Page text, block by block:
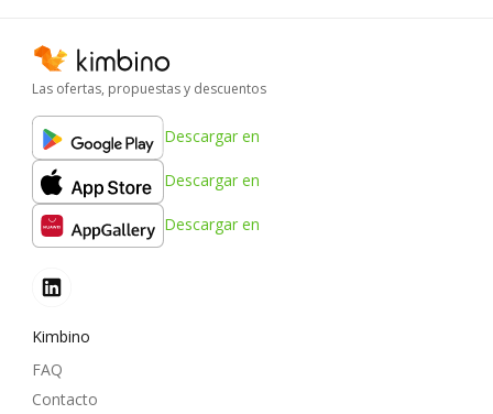
Las ofertas, propuestas y descuentos
Descargar en
Descargar en
Descargar en
Kimbino
FAQ
Contacto